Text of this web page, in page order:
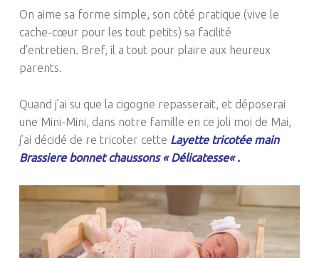
On aime sa forme simple, son côté pratique (vive le
cache-cœur pour les tout petits) sa facilité
d’entretien. Bref, il a tout pour plaire aux heureux
parents.
Quand j’ai su que la cigogne repasserait, et déposerai
une Mini-Mini, dans notre famille en ce joli moi de Mai,
j’ai décidé de re tricoter cette Layette tricotée main
Brassiere bonnet chaussons « Délicatesse« .